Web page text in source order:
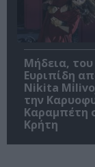
Μήδεια, του
Ευριπίδη
Nikita
την
Καραμπέτη
Κρήτη